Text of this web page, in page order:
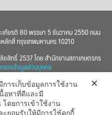
เกียรติ 80 พรรษา 5 ธันวาคม 2550 ถนน
ลักสี่ กรุงเทพมหานคร 10210
ทธิ์ 2537 โดย สำนักงานสภาเกษตรกร
รองข้อมูลส่วนบุคคล
ารเก็บข้อมูลการใช้งาน
นื้อหาที่ดีและมี
ดยการเข้าใช้งาน
ยอมรับให้มีการใช้คุกกี้